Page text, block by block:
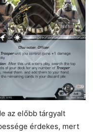
az előbb tárgyalt
érdekes, mert